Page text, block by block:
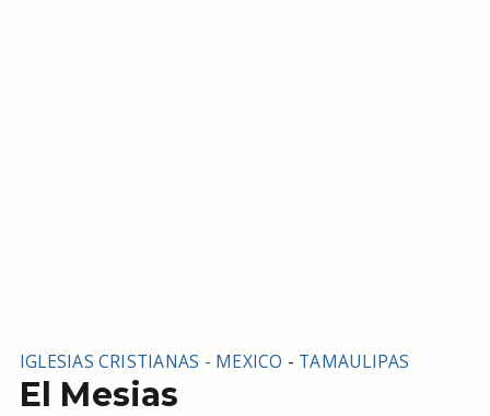
IGLESIAS CRISTIANAS - MEXICO - TAMAULIPAS
El Mesias